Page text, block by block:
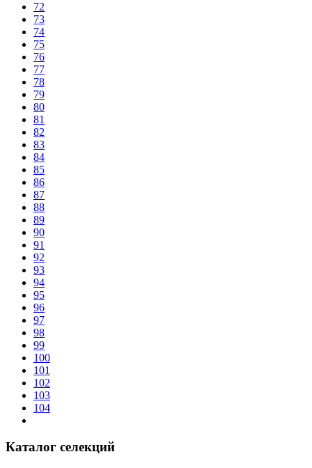
72
73
74
75
76
77
78
79
80
81
82
83
84
85
86
87
88
89
90
91
92
93
94
95
96
97
98
99
100
101
102
103
104
Каталог селекций